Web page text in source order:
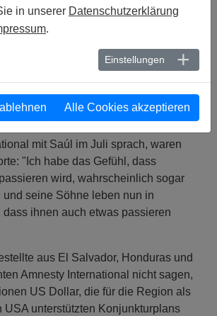
abgelehnt worden war. Der
der gefährlichsten Berufe in Honduras
- Saúl floh aus dem Land im
zwei Söhne schwer verwundet
verfolgte seine Anzeige nicht
mit Saúl im Juli sprach, waren
"Ich habe das Gefühl, dass
wird, wahrscheinlich sogar
und seine Söhne leben nun in
dass ihnen auch etwas passieren
aus El Salvador, Honduras und
Amnesty International nicht sagen,
US Dollar, die für die Region als
USA unterstützten Konjunkturplans
in unserer Datenschutzerklärung
.
Einstellungen
Alle Cookies akzeptieren